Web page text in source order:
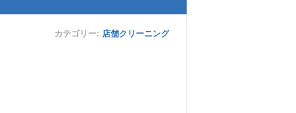
カテゴリー 店舗クリーニング